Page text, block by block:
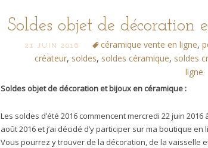
Soldes objet de décoration
21 JUIN 2016 céramique vente en ligne,
créateur, soldes, soldes céramique, soldes
ligne
Soldes objet de décoration et bijoux en céramique :
Les soldes d’été 2016 commencent mercredi 22 juin
août 2016 et j’ai décidé d’y participer sur ma boutique en
Vous pourrez y trouver de la décoration, de la vaisselle